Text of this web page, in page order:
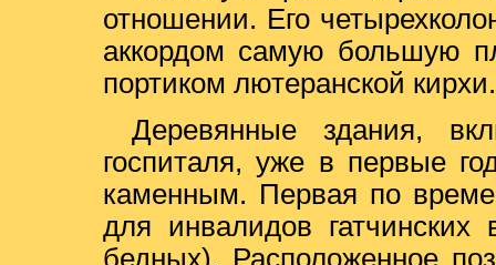
отношении. Его
аккордом самую большую
портиком лютеранской кирхи.
Деревянные здания,
госпиталя, уже в первые
каменным. Первая по
для инвалидов
бедных). Расположенное